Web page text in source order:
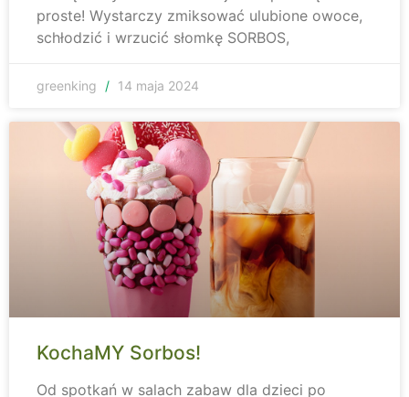
proste! Wystarczy zmiksować ulubione owoce,
schłodzić i wrzucić słomkę SORBOS,
greenking 14 maja 2024
KochaMY Sorbos!
Od spotkań w salach zabaw dla dzieci po